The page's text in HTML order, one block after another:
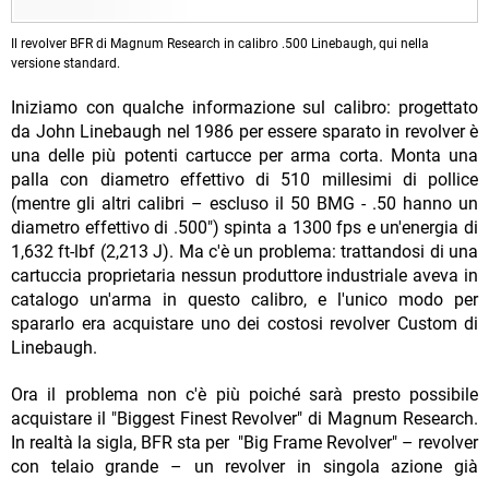
Il revolver BFR di Magnum Research in calibro .500 Linebaugh, qui nella
versione standard.
Iniziamo con qualche informazione sul calibro: progettato
da John Linebaugh nel 1986 per essere sparato in revolver è
una delle più potenti cartucce per arma corta. Monta una
palla con diametro effettivo di 510 millesimi di pollice
(mentre gli altri calibri – escluso il 50 BMG - .50 hanno un
diametro effettivo di .500") spinta a 1300 fps e un'energia di
1,632 ft-lbf (2,213 J). Ma c'è un problema: trattandosi di una
cartuccia proprietaria nessun produttore industriale aveva in
catalogo un'arma in questo calibro, e l'unico modo per
spararlo era acquistare uno dei costosi revolver Custom di
Linebaugh.
Ora il problema non c'è più poiché sarà presto possibile
acquistare il "Biggest Finest Revolver" di Magnum Research.
In realtà la sigla, BFR sta per "Big Frame Revolver" – revolver
con telaio grande – un revolver in singola azione già